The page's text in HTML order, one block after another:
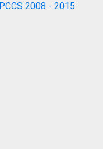
2008 - 2015